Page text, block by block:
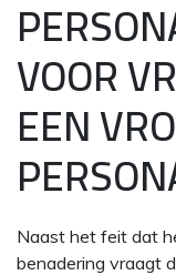
VOOR
EEN
Naast het feit dat
benadering vraagt